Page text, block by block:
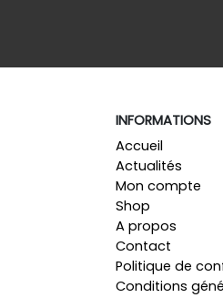
INFORMATIONS
Accueil
Actualités
Mon compte
Shop
A propos
Contact
Politique de
Conditions